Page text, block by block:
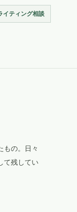
イティング相談
もの。日々
て残してい